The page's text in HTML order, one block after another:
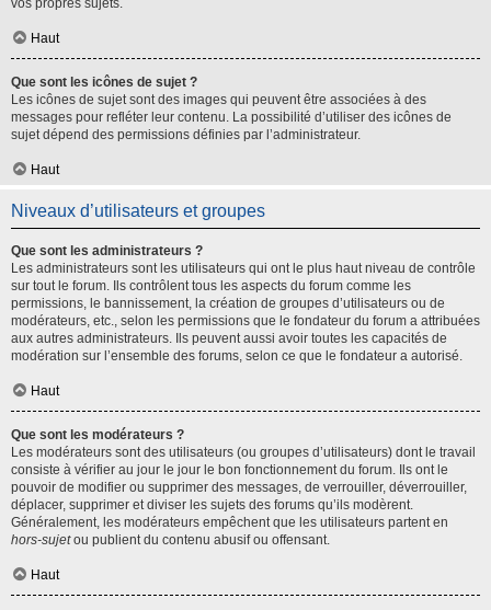
vos propres sujets.
Haut
Que sont les icônes de sujet ?
Les icônes de sujet sont des images qui peuvent être associées à des
messages pour refléter leur contenu. La possibilité d’utiliser des icônes de
sujet dépend des permissions définies par l’administrateur.
Haut
Niveaux d’utilisateurs et groupes
Que sont les administrateurs ?
Les administrateurs sont les utilisateurs qui ont le plus haut niveau de contrôle
sur tout le forum. Ils contrôlent tous les aspects du forum comme les
permissions, le bannissement, la création de groupes d’utilisateurs ou de
modérateurs, etc., selon les permissions que le fondateur du forum a attribuées
aux autres administrateurs. Ils peuvent aussi avoir toutes les capacités de
modération sur l’ensemble des forums, selon ce que le fondateur a autorisé.
Haut
Que sont les modérateurs ?
Les modérateurs sont des utilisateurs (ou groupes d’utilisateurs) dont le travail
consiste à vérifier au jour le jour le bon fonctionnement du forum. Ils ont le
pouvoir de modifier ou supprimer des messages, de verrouiller, déverrouiller,
déplacer, supprimer et diviser les sujets des forums qu’ils modèrent.
Généralement, les modérateurs empêchent que les utilisateurs partent en
hors-sujetou publient du contenu abusif ou offensant.
Haut